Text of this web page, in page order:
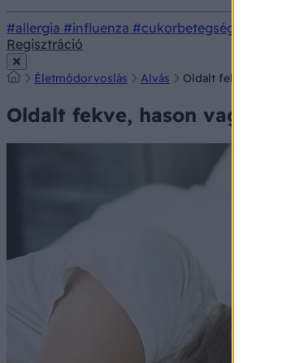
#allergia #influenza #cukorbetegség
Regisztráció
Életmódorvoslás Alvás Oldalt fekve, hason
Oldalt fekve, hason vagy